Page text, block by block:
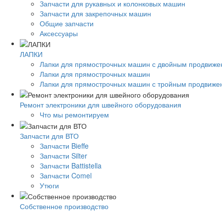
Запчасти для рукавных и колонковых машин
Запчасти для закрепочных машин
Общие запчасти
Аксессуары
ЛАПКИ
Лапки для прямострочных машин с двойным
Лапки для прямострочных машин
Лапки для прямострочных машин с тройным
Ремонт электроники для швейного оборудования
Что мы ремонтируем
Запчасти для ВТО
Запчасти Bieffe
Запчасти Silter
Запчасти Battistella
Запчасти Comel
Утюги
Собственное производство